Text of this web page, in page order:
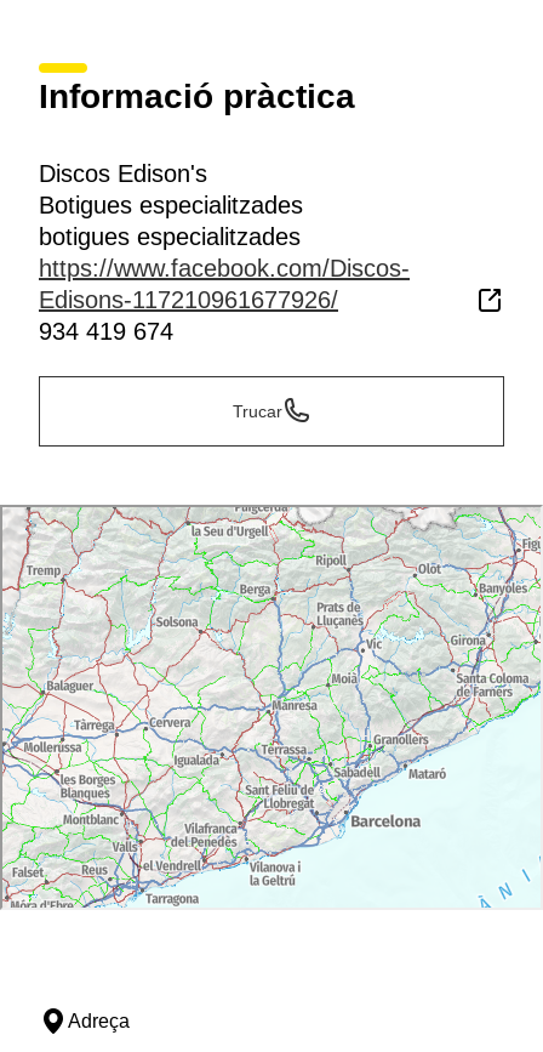
Informació pràctica
Discos Edison's
Botigues especialitzades
botigues especialitzades
https://www.facebook.com/Discos-
Edisons-117210961677926/
934 419 674
Trucar
Adreça